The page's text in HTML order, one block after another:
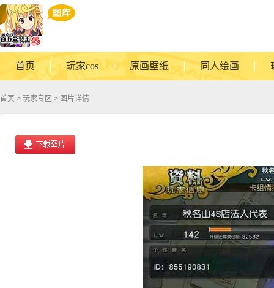
首页 玩家cos 原画壁纸 同人绘画
首页 > 玩家专区 > 图片详情